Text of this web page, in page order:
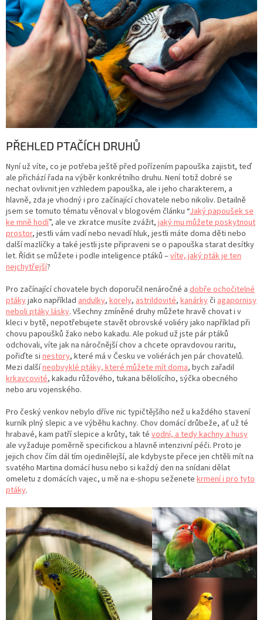
PŘEHLED PTAČÍCH DRUHŮ
Nyní už víte, co je potřeba ještě před pořízením papouška zajistit, teď
ale přichází řada na výběr konkrétního druhu. Není totiž dobré se
nechat ovlivnit jen vzhledem papouška, ale i jeho charakterem, a
hlavně, zda je vhodný i pro začínající chovatele nebo nikoliv. Detailně
jsem se tomuto tématu věnoval v blogovém článku “Jaký papoušek se
ke mně hodí”, ale ve zkratce musíte zvážit, jaký mu můžete poskytnout
prostor, jestli vám vadí nebo nevadí hluk, jestli máte doma děti nebo
další mazlíčky a také jestli jste připraveni se o papouška starat desítky
let. Řídit se můžete i podle inteligence ptáků –víte, jaký pták je ten
nejchytřejší?
Pro začínající chovatele bych doporučil nenáročné a dobře ochočitelné
ptákyjako například andulky, korely, astrildovité, kanárkyči agapornisy
neboli ptáky lásky. Všechny zmíněné druhy můžete hravě chovat i v
kleci v bytě, nepotřebujete stavět obrovské voliéry jako například při
chovu papoušků žako nebo kakadu. Ale pokud už jste pár ptáků
odchovali, víte jak na náročnější chov a chcete opravdovou raritu,
pořiďte si nestory, které má v Česku ve voliérách jen pár chovatelů.
Mezi dalšíneobvyklé ptáky, které můžete mít doma, bych zařadil
krkavcovité, kakadu růžového, tukana bělolícího, sýčka obecného
nebo aru vojenského.
Pro český venkov nebylo dříve nic typičtějšího než u každého stavení
kurník plný slepic a ve výběhu kachny. Chov domácí drůbeže, ať už té
hrabavé, kam patří slepice a krůty, tak té vodní, a tedy kachny a husy
ale vyžaduje poměrně specifickou a hlavně intenzivní péči. Proto je
jejich chov čím dál tím ojedinělejší, ale kdybyste přece jen chtěli mít na
svatého Martina domácí husu nebo si každý den na snídani dělat
omeletu z domácích vajec, u mě na e-shopu seženete krmení i pro tyto
ptáky.